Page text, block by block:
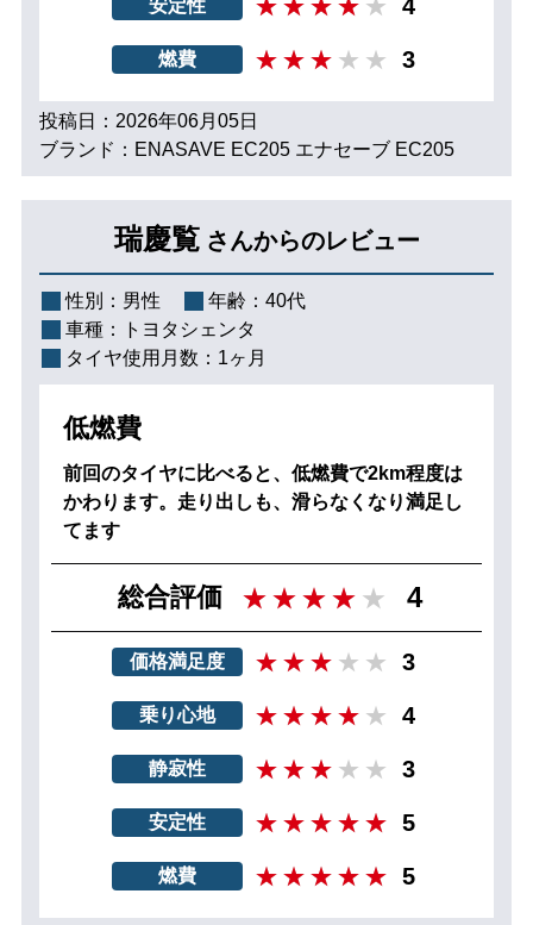
安定性 4
燃費 3
投稿日：2026年06月05日
ブランド：ENASAVE EC205 エナセーブ EC205
瑞慶覧 さんからのレビュー
性別： 男性 年齢： 40代
車種：
トヨタシェンタ
タイヤ使用月数： 1ヶ月
低燃費
前回のタイヤに比べると、低燃費で2km程度は
かわります。走り出しも、滑らなくなり満足し
てます
総合評価 4
価格満足度 3
乗り心地 4
静寂性 3
安定性 5
燃費 5